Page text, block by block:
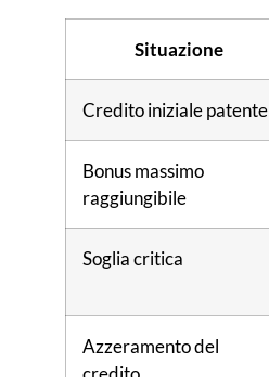
Situazione
Credito iniziale patente
Bonus massimo
raggiungibile
Soglia critica
Azzeramento del